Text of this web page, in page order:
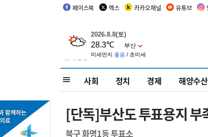
페이스북 엑스 카카오채널 유튜브
사회 정치 경제 해양수산
[단독]부산도 투표용지 부
북구 화명1동 투표소